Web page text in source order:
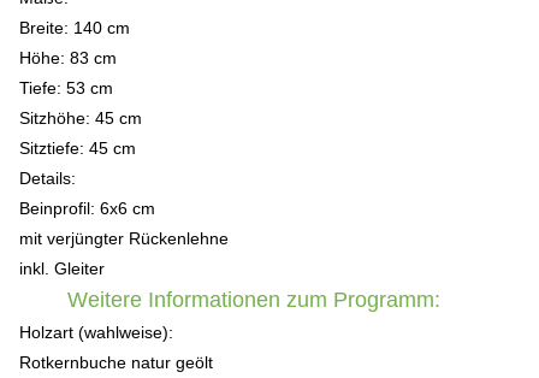
Breite: 140 cm
Höhe: 83 cm
Tiefe: 53 cm
Sitzhöhe: 45 cm
Sitztiefe: 45 cm
Details:
Beinprofil: 6x6 cm
mit verjüngter Rückenlehne
inkl. Gleiter
Weitere Informationen zum Programm:
Holzart (wahlweise):
Rotkernbuche natur geölt